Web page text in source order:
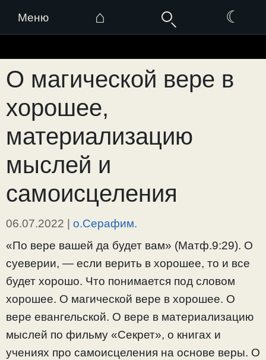
Меню ⌂ ☾
к
содержимому
О магической вере в
хорошее,
материализацию
мыслей и
самоисцеления
06.07.2022 | о.Серафим.
«По вере вашей да будет вам» (Матф.9:29). О
суеверии, — если верить в хорошее, то и все
будет хорошо. Что понимается под словом
хорошее. О магической вере в хорошее. О
вере евангельской. О вере в материализацию
мыслей по фильму «Секрет», о книгах и
учениях про самоисцеления на основе веры. О